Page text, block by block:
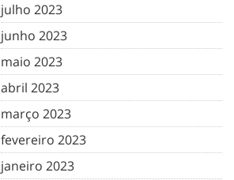
julho 2023
junho 2023
maio 2023
abril 2023
março 2023
fevereiro 2023
janeiro 2023